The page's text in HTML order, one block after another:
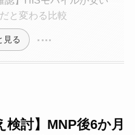
と変わる比較
見る
検討】MNP後6か月